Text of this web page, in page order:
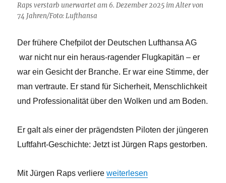
Raps verstarb unerwartet am 6. Dezember 2025 im Alter von
74 Jahren/Foto: Lufthansa
Der frühere Chefpilot der Deutschen Lufthansa AG
war nicht nur ein heraus-ragender Flugkapitän – er
war ein Gesicht der Branche. Er war eine Stimme, der
man vertraute. Er stand für Sicherheit, Menschlichkeit
und Professionalität über den Wolken und am Boden.
Er galt als einer der prägendsten Piloten der jüngeren
Luftfahrt-Geschichte: Jetzt ist Jürgen Raps gestorben.
Mit Jürgen Raps verliere„Die Luftfahrt trauert um
weiterlesen